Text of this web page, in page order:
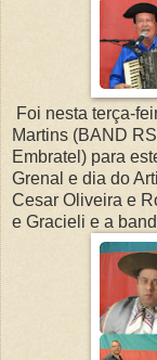
Foi nesta terça-
Martins (BAND
Embratel) para
Grenal e dia do
Cesar Oliveira e
e Gracieli e a